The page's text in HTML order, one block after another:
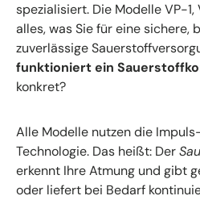
spezialisiert. Die Modelle VP-
alles, was Sie für eine sichere,
zuverlässige
funktioniert ein
konkret?
Alle Modelle nutzen die
Technologie. Das heißt: Der
erkennt Ihre Atmung und gibt
oder liefert bei Bedarf